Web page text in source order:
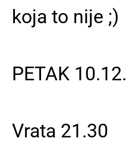
koja to nije ;)
PETAK 10.12.
Vrata 21.30